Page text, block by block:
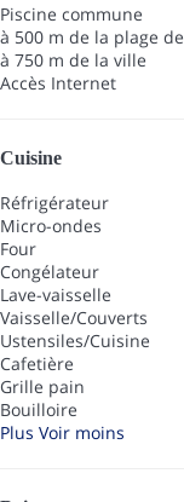
Piscine commune
à 500 m de la plage
à 750 m de la ville
Accès Internet
Cuisine
Réfrigérateur
Micro-ondes
Four
Congélateur
Lave-vaisselle
Vaisselle/Couverts
Ustensiles/Cuisine
Cafetière
Grille pain
Bouilloire
Plus Voir moins